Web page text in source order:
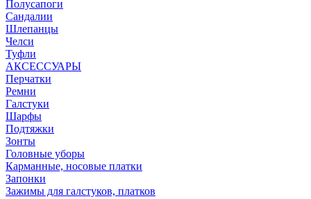
Полусапоги
Сандалии
Шлепанцы
Челси
Туфли
АКСЕССУАРЫ
Перчатки
Ремни
Галстуки
Шарфы
Подтяжки
Зонты
Головные уборы
Карманные, носовые платки
Запонки
Зажимы для галстуков, платков